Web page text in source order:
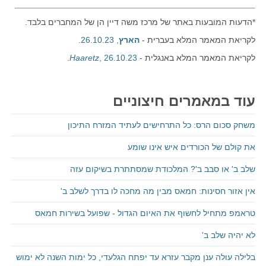
*הדעות המובעות באתר של מרכז משה דיין הן של המחברים בלבד.
לקריאת המאמר המלא בעברית - הארץ, 26.10.23
לקריאת המאמר המלא באנגלית -
Haaretz , 26.10.23
.
עוד במאמרים חיצוניים
משחק סכום הרס: כל התרחישים לעתיד המזרח התיכון
את קולם של הכורדים איש אינו שומע
שלב ב' או סבב ב'? המלכודת שמסתתרת בשיקום עזה
אין אזור חסינות: חמאס מבין מה מחכה לו בדרך לשלב ב'
טראמפ מתחיל לחשוף את האיום הגדול - שפועל בשירות חמאס
לא יהיה שלב ב'
בלילה עולה ענן מקבר עזרא עד יפתח הגלעדי, כל ימות השנה לא ימוש